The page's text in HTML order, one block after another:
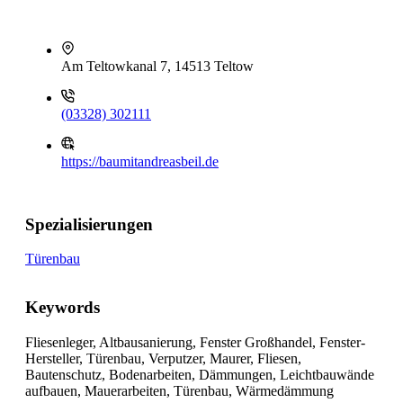
Am Teltowkanal 7, 14513 Teltow
(03328) 302111
https://baumitandreasbeil.de
Spezialisierungen
Türenbau
Keywords
Fliesenleger, Altbausanierung, Fenster Großhandel, Fenster-
Hersteller, Türenbau, Verputzer, Maurer, Fliesen,
Bautenschutz, Bodenarbeiten, Dämmungen, Leichtbauwände
aufbauen, Mauerarbeiten, Türenbau, Wärmedämmung